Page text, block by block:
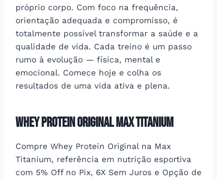
próprio corpo. Com foco na frequência,
orientação adequada e compromisso, é
totalmente possível transformar a saúde e a
qualidade de vida. Cada treino é um passo
rumo à evolução — física, mental e
emocional. Comece hoje e colha os
resultados de uma vida ativa e plena.
Whey Protein Original Max Titanium
Compre Whey Protein Original na Max
Titanium, referência em nutrição esportiva
com 5% Off no Pix, 6X Sem Juros e Opção de